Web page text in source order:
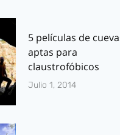
5 películas de
aptas para
claustrofóbicos
Julio 1, 2014